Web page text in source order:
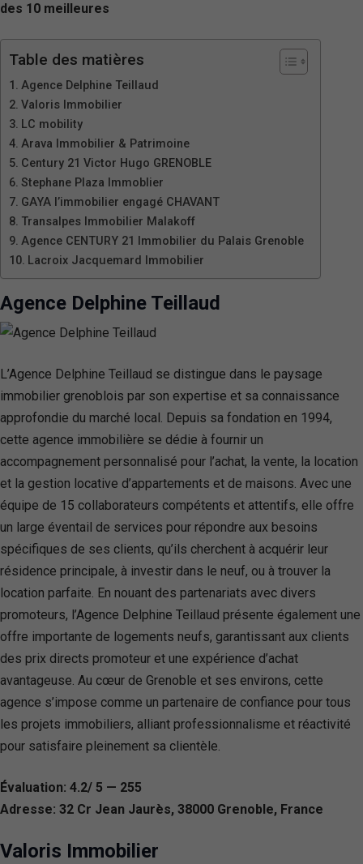
des 10 meilleures
Table des matières
Agence Delphine Teillaud
Valoris Immobilier
LC mobility
Arava Immobilier & Patrimoine
Century 21 Victor Hugo GRENOBLE
Stephane Plaza Immoblier
GAYA l’immobilier engagé CHAVANT
Transalpes Immobilier Malakoff
Agence CENTURY 21 Immobilier du Palais Grenoble
Lacroix Jacquemard Immobilier
Agence Delphine Teillaud
L’Agence Delphine Teillaud se distingue dans le paysage
immobilier grenoblois par son expertise et sa connaissance
approfondie du marché local. Depuis sa fondation en 1994,
cette agence immobilière se dédie à fournir un
accompagnement personnalisé pour l’achat, la vente, la location
et la gestion locative d’appartements et de maisons. Avec une
équipe de 15 collaborateurs compétents et attentifs, elle offre
un large éventail de services pour répondre aux besoins
spécifiques de ses clients, qu’ils cherchent à acquérir leur
résidence principale, à investir dans le neuf, ou à trouver la
location parfaite. En nouant des partenariats avec divers
promoteurs, l’Agence Delphine Teillaud présente également une
offre importante de logements neufs, garantissant aux clients
des prix directs promoteur et une expérience d’achat
avantageuse. Au cœur de Grenoble et ses environs, cette
agence s’impose comme un partenaire de confiance pour tous
les projets immobiliers, alliant professionnalisme et réactivité
pour satisfaire pleinement sa clientèle.
Évaluation: 4.2/ 5 — 255
Adresse: 32 Cr Jean Jaurès, 38000 Grenoble, France
Valoris Immobilier